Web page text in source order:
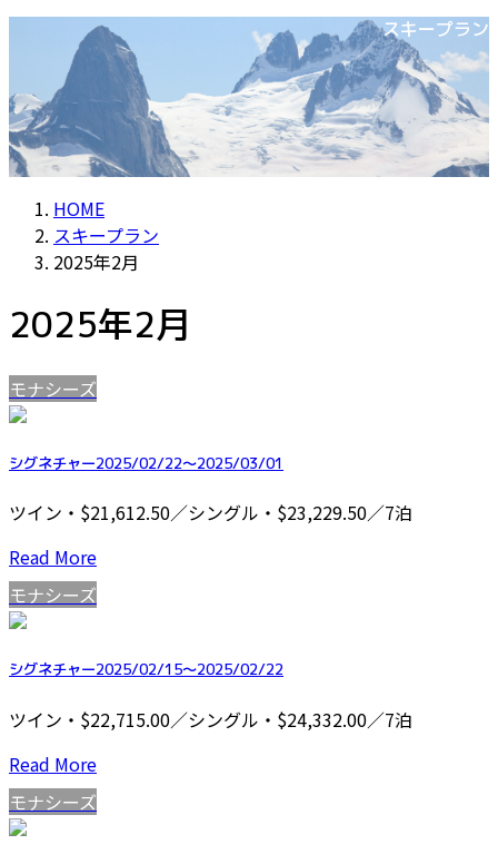
スキープラン
HOME
スキープラン
2025年2月
2025年2月
モナシーズ
シグネチャー2025/02/22～2025/03/01
ツイン・$21,612.50／シングル・$23,229.50／7泊
Read More
モナシーズ
シグネチャー2025/02/15～2025/02/22
ツイン・$22,715.00／シングル・$24,332.00／7泊
Read More
モナシーズ